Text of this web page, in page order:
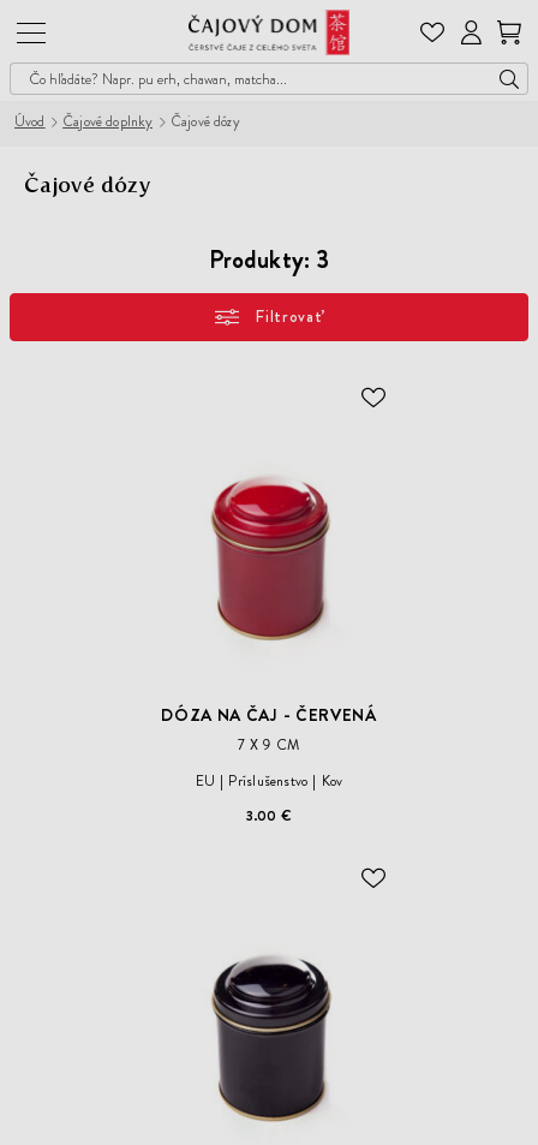
Čajový
Dom
Úvod Čajové doplnky Čajové dózy
Čajové dózy
Produkty: 3
Filtrovať
ODOBER
DÓZA NA ČAJ - ČERVENÁ
7 X 9 CM
EU
Príslušenstvo
Kov
3.00 €
ODOBER